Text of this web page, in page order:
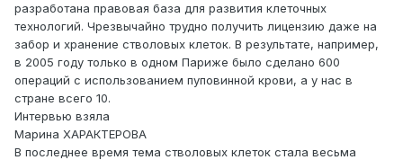
разработана правовая база для развития клеточных
технологий. Чрезвычайно трудно получить лицензию даже на
забор и хранение стволовых клеток. В результате, например,
в 2005 году только в одном Париже было сделано 600
операций с использованием пуповинной крови, а у нас в
стране всего 10.
Интервью взяла
Марина ХАРАКТЕРОВА
В последнее время тема стволовых клеток стала весьма